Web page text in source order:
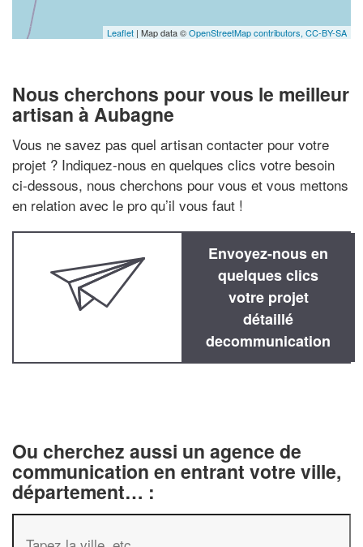
Leaflet | Map data ©OpenStreetMap contributors, CC-BY-SA
Nous cherchons pour vous le meilleur
artisan à Aubagne
Vous ne savez pas quel artisan contacter pour votre
projet ? Indiquez-nous en quelques clics votre besoin
ci-dessous, nous cherchons pour vous et vous mettons
en relation avec le pro qu’il vous faut !
Envoyez-nous en
quelques clics
votre projet
détaillé
decommunication
Ou cherchez aussi un agence de
communication en entrant votre ville,
département… :